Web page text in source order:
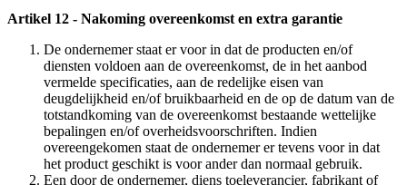
Artikel 12 - Nakoming overeenkomst en extra garantie
De ondernemer staat er voor in dat de producten en/of
diensten voldoen aan de overeenkomst, de in het aanbod
vermelde specificaties, aan de redelijke eisen van
deugdelijkheid en/of bruikbaarheid en de op de datum van de
totstandkoming van de overeenkomst bestaande wettelijke
bepalingen en/of overheidsvoorschriften. Indien
overeengekomen staat de ondernemer er tevens voor in dat
het product geschikt is voor ander dan normaal gebruik.
Een door de ondernemer, diens toeleverancier, fabrikant of